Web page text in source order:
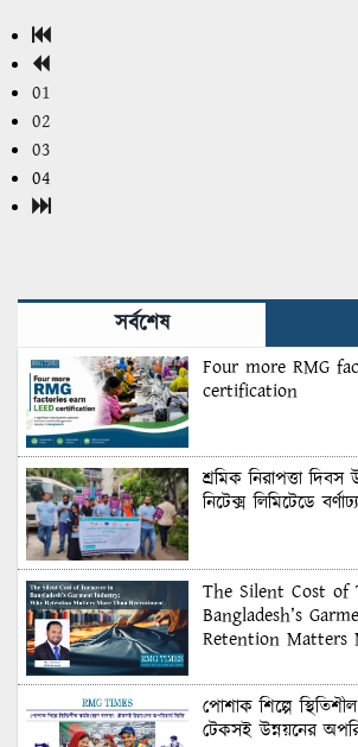
01
02
03
04
সর্বশেষ
Four more RMG
certification
শ্রমিক নিরাপত্তা দিবস
নিটেক্স লিমিটেডে
The Silent Cost of
Bangladesh’s
Retention Matters
পোশাক শিল্পে
টেকসই উন্নয়নের